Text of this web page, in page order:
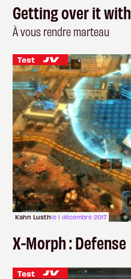
Getting over it
À vous rendre marteau
Test
Kahn Lusthle 1 décembre 2017
X-Morph : Defense
Test